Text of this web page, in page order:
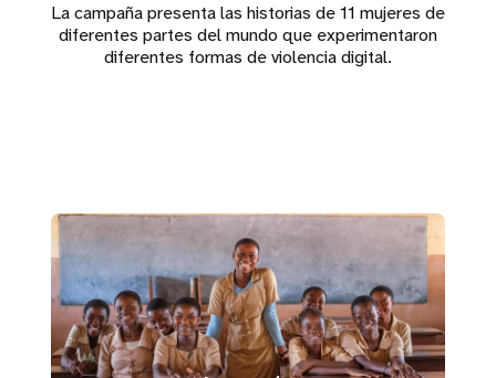
La campaña presenta las historias de 11 mujeres de
diferentes partes del mundo que experimentaron
diferentes formas de violencia digital.